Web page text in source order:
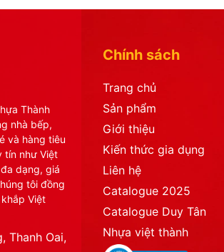
Thành
nhà bếp,
và hàng tiêu
tín như Việt
dạng, giá
tôi đồng
Việt
Thanh Oai,
Chính sách
Trang chủ
Sản phẩm
Giới thiệu
Kiến thức gia dụng
Liên hệ
Catalogue 2025
Catalogue Duy Tân
Nhựa việt thành